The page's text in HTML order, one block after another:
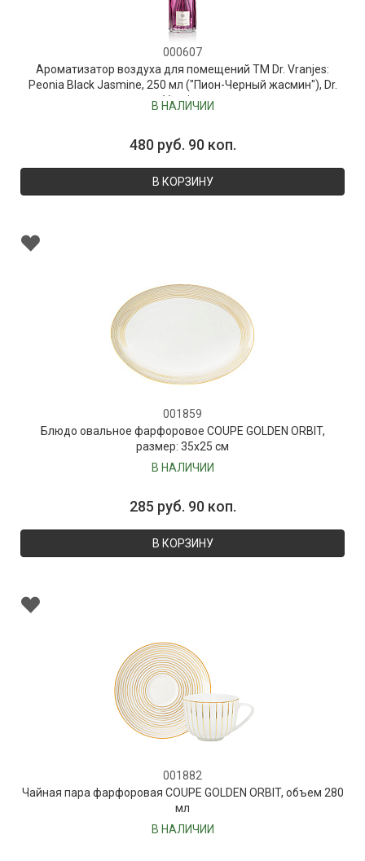
000607
Ароматизатор воздуха для помещений ТМ Dr. Vranjes:
Peonia Black Jasmine, 250 мл ("Пион-Черный жасмин"), Dr.
Vranjes
В НАЛИЧИИ
480 руб. 90 коп.
В КОРЗИНУ
001859
Блюдо овальное фарфоровое COUPE GOLDEN ORBIT,
размер: 35х25 см
В НАЛИЧИИ
285 руб. 90 коп.
В КОРЗИНУ
001882
Чайная пара фарфоровая COUPE GOLDEN ORBIT, объем 280
мл
В НАЛИЧИИ